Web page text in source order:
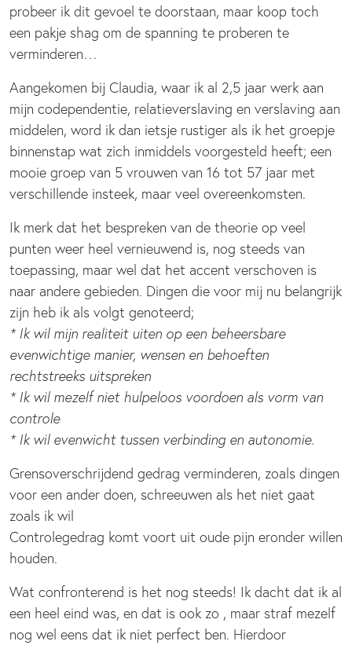
probeer ik dit gevoel te doorstaan, maar koop toch
een pakje shag om de spanning te proberen te
verminderen…
Aangekomen bij Claudia, waar ik al 2,5 jaar werk aan
mijn codependentie, relatieverslaving en verslaving aan
middelen, word ik dan ietsje rustiger als ik het groepje
binnenstap wat zich inmiddels voorgesteld heeft; een
mooie groep van 5 vrouwen van 16 tot 57 jaar met
verschillende insteek, maar veel overeenkomsten.
Ik merk dat het bespreken van de theorie op veel
punten weer heel vernieuwend is, nog steeds van
toepassing, maar wel dat het accent verschoven is
naar andere gebieden. Dingen die voor mij nu belangrijk
zijn heb ik als volgt genoteerd;
* Ik wil mijn realiteit uiten op een beheersbare
evenwichtige manier, wensen en behoeften
rechtstreeks uitspreken
* Ik wil mezelf niet hulpeloos voordoen als vorm van
controle
* Ik wil evenwicht tussen verbinding en autonomie.
Grensoverschrijdend gedrag verminderen, zoals dingen
voor een ander doen, schreeuwen als het niet gaat
zoals ik wil
Controlegedrag komt voort uit oude pijn eronder willen
houden.
Wat confronterend is het nog steeds! Ik dacht dat ik al
een heel eind was, en dat is ook zo , maar straf mezelf
nog wel eens dat ik niet perfect ben. Hierdoor